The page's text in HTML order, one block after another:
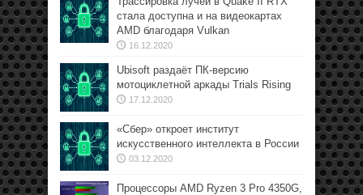
стала доступна и на видеокартах
AMD благодаря Vulkan
16.12.2020
Ubisoft раздаёт ПК-версию
мотоциклетной аркады Trials Rising
17.12.2020
«Сбер» откроет институт
искусственного интеллекта в России
03.12.2020
Процессоры AMD Ryzen 3 Pro 4350G,